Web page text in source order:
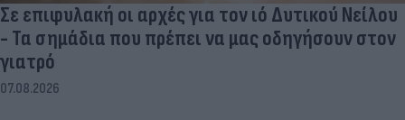
Σε επιφυλακή οι αρχές για τον ιό Δυτικού Νείλου
- Τα σημάδια που πρέπει να μας οδηγήσουν στον
γιατρό
07.08.2026